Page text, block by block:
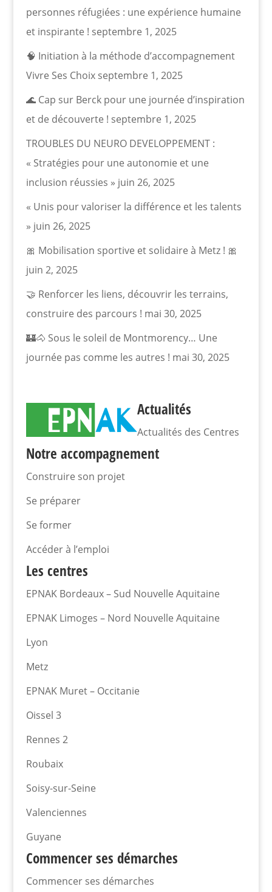
personnes réfugiées : une expérience humaine
et inspirante ! septembre 1, 2025
🧠 Initiation à la méthode d’accompagnement
Vivre Ses Choix septembre 1, 2025
🌊 Cap sur Berck pour une journée d’inspiration
et de découverte ! septembre 1, 2025
TROUBLES DU NEURO DEVELOPPEMENT :
« Stratégies pour une autonomie et une
inclusion réussies » juin 26, 2025
« Unis pour valoriser la différence et les talents
» juin 26, 2025
🎀 Mobilisation sportive et solidaire à Metz ! 🎀
juin 2, 2025
🤝 Renforcer les liens, découvrir les terrains,
construire des parcours ! mai 30, 2025
🏰🐴 Sous le soleil de Montmorency… Une
journée pas comme les autres ! mai 30, 2025
Actualités
Actualités des Centres
Notre accompagnement
Construire son projet
Se préparer
Se former
Accéder à l’emploi
Les centres
EPNAK Bordeaux – Sud Nouvelle Aquitaine
EPNAK Limoges – Nord Nouvelle Aquitaine
Lyon
Metz
EPNAK Muret – Occitanie
Oissel 3
Rennes 2
Roubaix
Soisy-sur-Seine
Valenciennes
Guyane
Commencer ses démarches
Commencer ses démarches